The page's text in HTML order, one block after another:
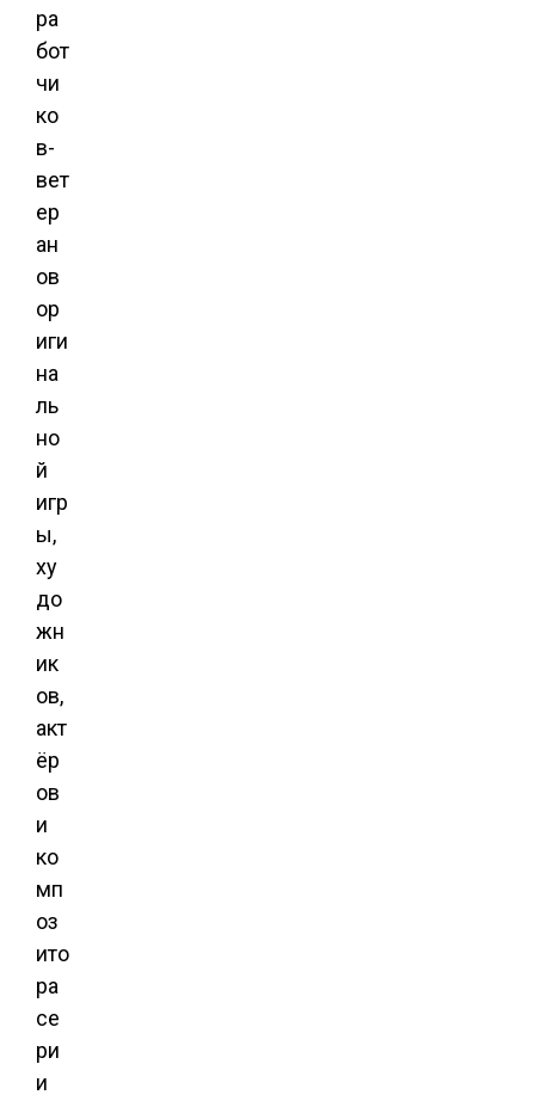
ра
бот
чи
ко
в-
вет
ер
ан
ов
ор
иги
на
ль
но
й
игр
ы,
ху
до
жн
ик
ов,
акт
ёр
ов
и
ко
мп
оз
ито
ра
се
ри
и